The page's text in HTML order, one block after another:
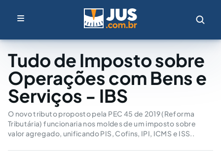
Tudo de Imposto sobre
Operações com Bens e
Serviços - IBS
O novo tributo proposto pela PEC 45 de 2019 (Reforma
Tributária) funcionaria nos moldes de um imposto sobre
valor agregado, unificando PIS, Cofins, IPI, ICMS e ISS..